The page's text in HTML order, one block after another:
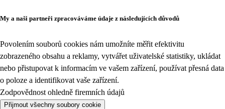
My a naši partneři zpracováváme údaje z následujících důvodů
Povolením souborů cookies nám umožníte měřit efektivitu
zobrazeného obsahu a reklamy, vytvářet uživatelské statistiky, ukládat
nebo přistupovat k informacím ve vašem zařízení, používat přesná data
o poloze a identifikovat vaše zařízení.
Zodpovědnost ohledně firemních údajů
Přijmout všechny soubory cookie